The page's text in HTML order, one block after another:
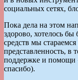
социальных сетях,
Пока дела на этом
здорово, хотелось
средств мы
представленность, в
поддержке и помощи
спасибо).